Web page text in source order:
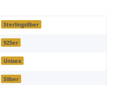
Sterlingsilber
925er
Unisex
Silber